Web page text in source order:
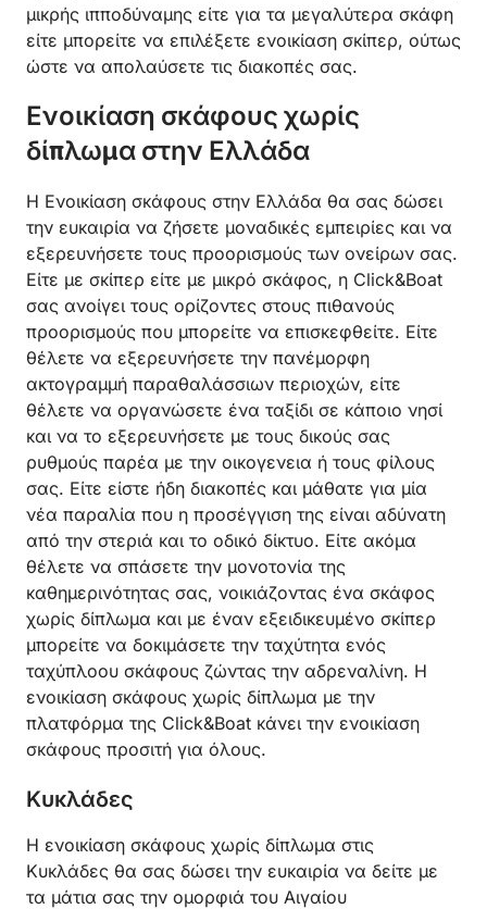
μικρής ιπποδύναμης είτε για τα μεγαλύτερα σκάφη
είτε μπορείτε να επιλέξετε ενοικίαση σκίπερ, ούτως
ώστε να απολαύσετε τις διακοπές σας.
Ενοικίαση σκάφους χωρίς
δίπλωμα στην Ελλάδα
Η Ενοικίαση σκάφους στην Ελλάδα θα σας δώσει
την ευκαιρία να ζήσετε μοναδικές εμπειρίες και να
εξερευνήσετε τους προορισμούς των ονείρων σας.
Είτε με σκίπερ είτε με μικρό σκάφος, η Click&Boat
σας ανοίγει τους ορίζοντες στους πιθανούς
προορισμούς που μπορείτε να επισκεφθείτε. Είτε
θέλετε να εξερευνήσετε την πανέμορφη
ακτογραμμή παραθαλάσσιων περιοχών, είτε
θέλετε να οργανώσετε ένα ταξίδι σε κάποιο νησί
και να το εξερευνήσετε με τους δικούς σας
ρυθμούς παρέα με την οικογενεια ή τους φίλους
σας. Είτε είστε ήδη διακοπές και μάθατε για μία
νέα παραλία που η προσέγγιση της είναι αδύνατη
από την στεριά και το οδικό δίκτυο. Είτε ακόμα
θέλετε να σπάσετε την μονοτονία της
καθημερινότητας σας, νοικιάζοντας ένα σκάφος
χωρίς δίπλωμα και με έναν εξειδικευμένο σκίπερ
μπορείτε να δοκιμάσετε την ταχύτητα ενός
ταχύπλοου σκάφους ζώντας την αδρεναλίνη. Η
ενοικίαση σκάφους χωρίς δίπλωμα με την
πλατφόρμα της Click&Boat κάνει την ενοικίαση
σκάφους προσιτή για όλους.
Κυκλάδες
Η ενοικίαση σκάφους χωρίς δίπλωμα στις
Κυκλάδες θα σας δώσει την ευκαιρία να δείτε με
τα μάτια σας την ομορφιά του Αιγαίου